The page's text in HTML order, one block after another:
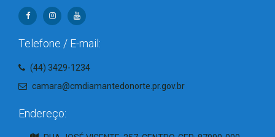
Telefone / E-mail:
(44) 3429-1234
camara@cmdiamantedonorte.pr.gov.br
Endereço: